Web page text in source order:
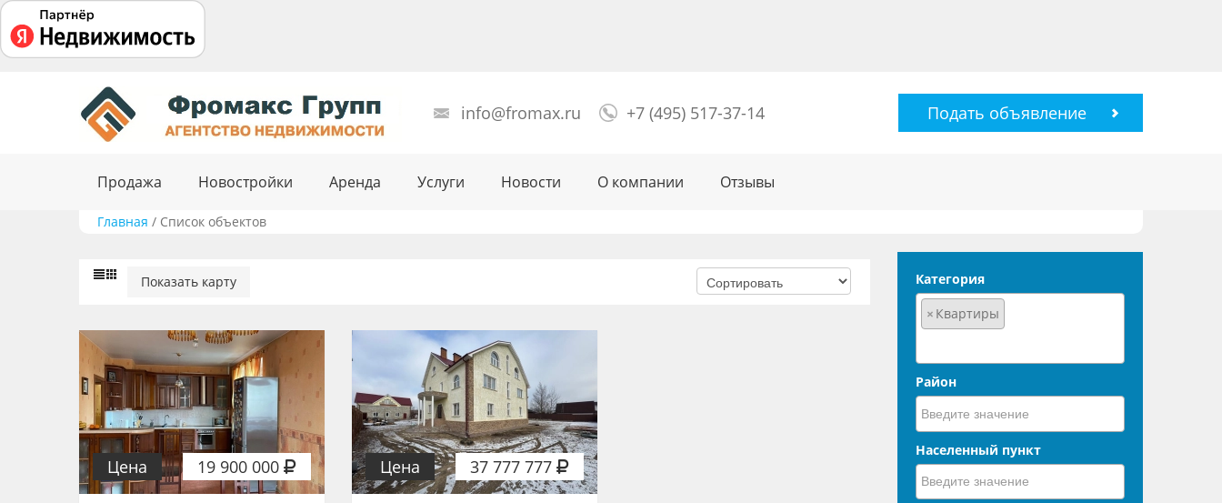
info@fromax.ru +7 (495) 517-37-14 Подать объявление
Продажа Новостройки Аренда Услуги Новости О компании Отзывы
Главная / Список объектов
Показать карту
19 900 000
Цена 37 777 777
Цена
Категория
× Квартиры
Район
Населенный пункт